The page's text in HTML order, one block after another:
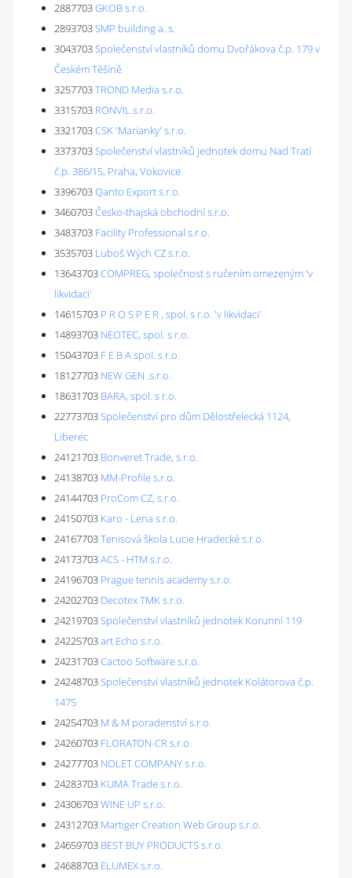
2887703GKOB s.r.o.
2893703SMP building a. s.
3043703Společenství vlastníků domu Dvořákova č.p. 179 v
Českém Těšíně
3257703TROND Media s.r.o.
3315703 RONVIL s.r.o.
3321703CSK 'Marianky' s.r.o.
3373703Společenství vlastníků jednotek domu Nad Tratí
č.p. 386/15, Praha, Vokovice
3396703Qanto Export s.r.o.
3460703Česko-thajská obchodní s.r.o.
3483703 Facility Professional s.r.o.
3535703 Luboš Wých CZ s.r.o.
13643703COMPREG, společnost s ručením omezeným 'v
likvidaci'
14615703 P R O S P E R , spol. s r.o. 'v likvidaci'
14893703 NEOTEC, spol. s r.o.
15043703 F E B A spol. s r.o.
18127703 NEW GEN .s.r.o.
18631703 BARA, spol. s r.o.
22773703Společenství pro dům Dělostřelecká 1124,
Liberec
24121703 Bonveret Trade, s.r.o.
24138703 MM-Profile s.r.o.
24144703 ProCom CZ, s.r.o.
24150703 Karo - Lena s.r.o.
24167703Tenisová škola Lucie Hradecké s.r.o.
24173703ACS - HTM s.r.o.
24196703 Prague tennis academy s.r.o.
24202703 Decotex TMK s.r.o.
24219703Společenství vlastníků jednotek Korunní 119
24225703art Echo s.r.o.
24231703Cactoo Software s.r.o.
24248703Společenství vlastníků jednotek Kolátorova č.p.
1475
24254703 M & M poradenství s.r.o.
24260703 FLORATON-CR s.r.o.
24277703 NOLET COMPANY s.r.o.
24283703 KUMA Trade s.r.o.
24306703WINE UP s.r.o.
24312703 Martiger Creation Web Group s.r.o.
24659703 BEST BUY PRODUCTS s.r.o.
24688703 ELUMEX s.r.o.